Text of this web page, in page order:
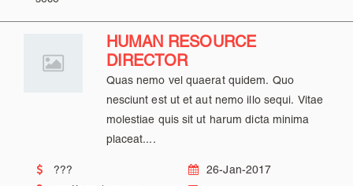
HUMAN RESOURCE
DIRECTOR
Quas nemo vel quaerat quidem. Quo
nesciunt est ut et aut nemo illo sequi. Vitae
molestiae quis sit ut harum dicta minima
placeat....
???
26-Jan-2017